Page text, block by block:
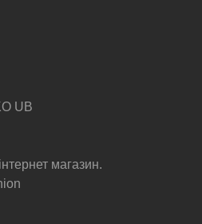
UB
магазин.